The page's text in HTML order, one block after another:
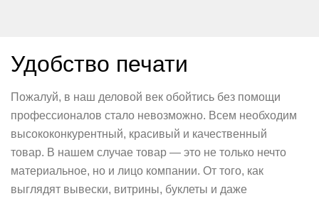
Удобство печати
Пожалуй, в наш деловой век обойтись без помощи
профессионалов стало невозможно. Всем необходим
высококонкурентный, красивый и качественный
товар. В нашем случае товар — это не только нечто
материальное, но и лицо компании. От того, как
выглядят вывески, витрины, буклеты и даже